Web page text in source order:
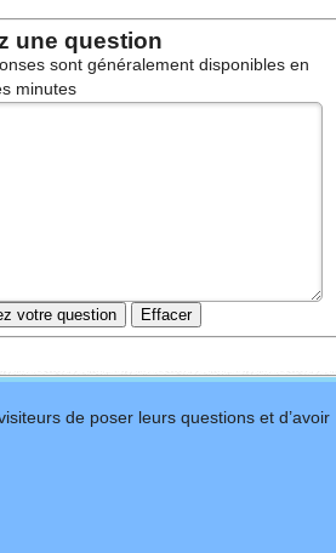
une question
sont généralement disponibles en
minutes
de poser leurs questions et d’avoir